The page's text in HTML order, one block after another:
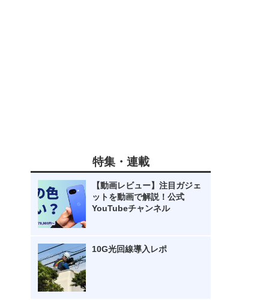
特集・連載
【動画レビュー】注目ガジェ
ットを動画で解説！公式
YouTubeチャンネル
10G光回線導入レポ